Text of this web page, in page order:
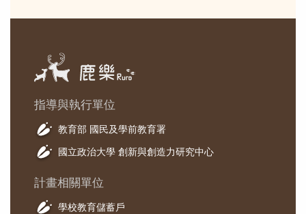
指導與執行單位
教育部 國民及學前教育署
國立政治大學 創新與創造力研究中心
計畫相關單位
學校教育儲蓄戶